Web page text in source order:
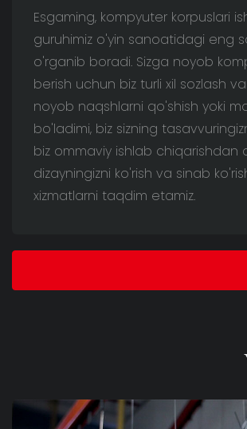
Esgaming, kompyuter korpuslari
guruhimiz o'yin sanoatidagi eng
o'rganib boradi. Sizga noyob
berish uchun biz turli xil sozlash
noyob naqshlarni qo'shish yoki
bo'ladimi, biz sizning
biz ommaviy ishlab chiqarishdan
dizayningizni ko'rish va sinab
xizmatlarni taqdim etamiz.